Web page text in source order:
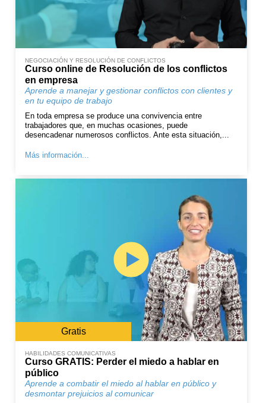
NEGOCIACIÓN Y RESOLUCIÓN DE CONFLICTOS
Curso online de Resolución de los conflictos
en empresa
Aprende a manejar y gestionar conflictos con clientes y
en tu equipo de trabajo
En toda empresa se produce una convivencia entre
trabajadores que, en muchas ocasiones, puede
desencadenar numerosos conflictos. Ante esta situación,...
Más información...
Gratis
HABILIDADES COMUNICATIVAS
Curso GRATIS: Perder el miedo a hablar en
público
Aprende a combatir el miedo al hablar en público y
desmontar prejuicios al comunicar